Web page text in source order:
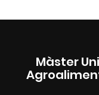
Màster